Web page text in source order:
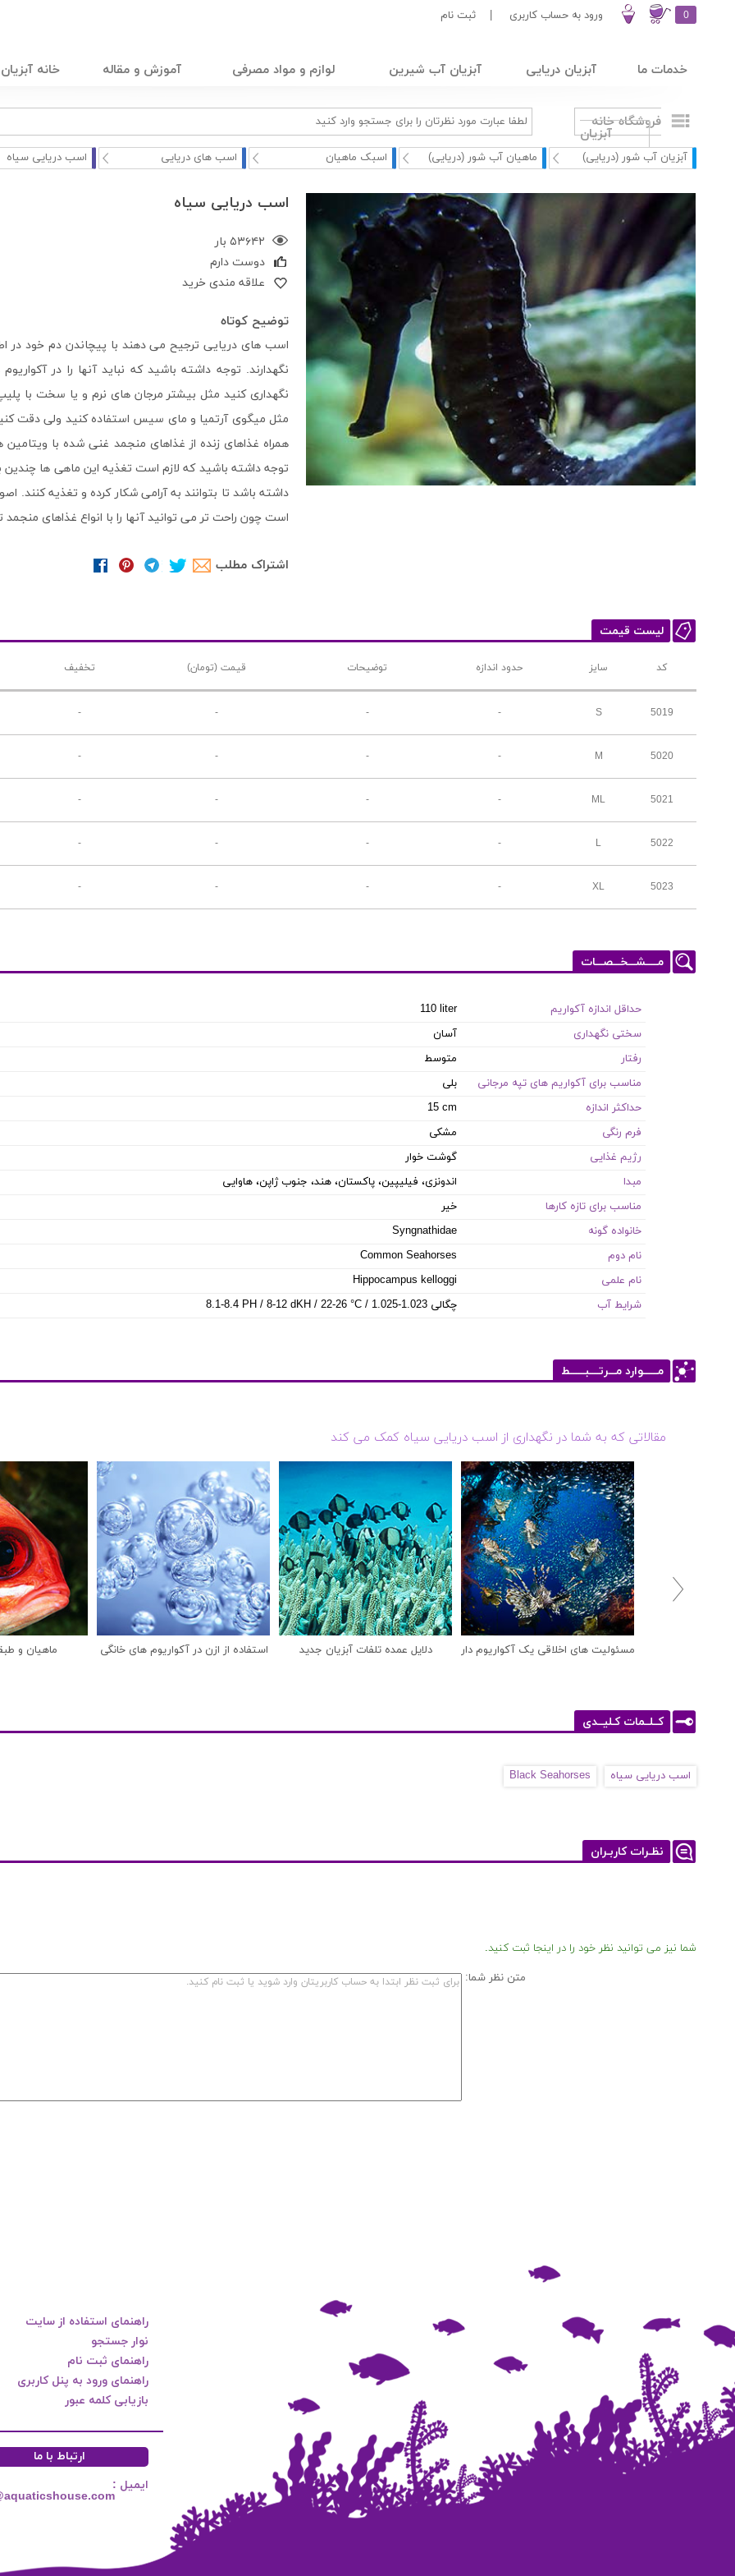
0 ورود به حساب کاربری ثبت نام
خدمات ما آبزیان دریایی آبزیان آب شیرین لوازم و مواد مصرفی آموزش و مقاله خانه آبزیان
فروشگاه خانه
آبزیان
آبزیان آب شور (دریایی) ماهیان آب شور (دریایی) اسبک ماهیان اسب های دریایی اسب دریایی سیاه
اسب دریایی سیاه
۵۳۶۴۲ بار
دوست دارم
علاقه مندی خرید
توضیح کوتاه
اسب های دریایی ترجیح می دهند با پیچاندن دم خود در
نگهدارند. توجه داشته باشید که نباید آنها را در
نگهداری کنید مثل بیشتر مرجان های نرم و یا سخت با
مثل میگوی آرتمیا و مای سیس استفاده کنید ولی دقت
همراه غذاهای زنده از غذاهای منجمد غنی شده با
داشته باشد تا بتوانند به آرامی شکار کرده و تغذیه کنند.
است چون راحت تر می توانید آنها را با انواع غذاهای منجمد
اشتراک مطلب
لیست قیمت
کد سایز حدود اندازه توضیحات قیمت (تومان) تخفیف
5019
S
-
-
-
-
5020
M
-
-
-
-
5021
ML
-
-
-
-
5022
L
-
-
-
-
5023
XL
-
-
-
-
مـــــشـــخـــصـــات
حداقل اندازه آکواریم
110 liter
سختی نگهداری
آسان
رفتار
متوسط
مناسب برای آکواریم های تپه مرجانی
بلی
حداکثر اندازه
15 cm
فرم رنگی
مشکی
رژیم غذایی
گوشت خوار
مبدا
اندونزی، فیلیپین، پاکستان، هند، جنوب ژاپن، هاوایی
مناسب برای تازه کارها
خیر
خانواده گونه
Syngnathidae
نام دوم
Common Seahorses
نام علمی
Hippocampus kelloggi
شرایط آب
8.1-8.4 PH / 8-12 dKH / 22-26 °C / چگالی 1.023-1.025
مــــــوارد مـــرتــــبــــــط
مقالاتی که به شما در نگهداری از اسب دریایی سیاه کمک می کند
مسئولیت های اخلاقی یک آکواریوم دار دلایل عمده تلفات آبزیان جدید استفاده از ازن در آکواریوم های خانگی ماهیان و

کــلــمات کـلیــدی
اسب دریایی سیاه Black Seahorses
نظـرات کاربـران
شما نیز می توانید نظر خود را در اینجا ثبت کنید.
متن نظر شما:
راهنمای استفاده از سایت
نوار جستجو
راهنمای ثبت نام
راهنمای ورود به پنل کاربری
بازیابی کلمه عبور
ارتباط با ما
ایمیل :